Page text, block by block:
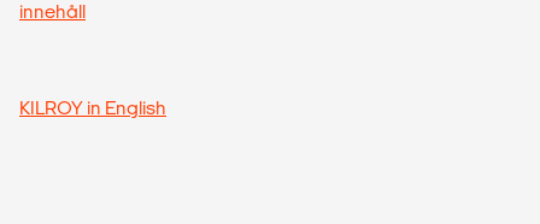
innehåll
KILROY in English